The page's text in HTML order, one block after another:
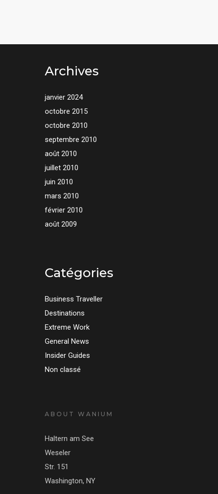
Archives
janvier 2024
octobre 2015
octobre 2010
septembre 2010
août 2010
juillet 2010
juin 2010
mars 2010
février 2010
août 2009
Catégories
Business Traveller
Destinations
Extreme Work
General News
Insider Guides
Non classé
ABOUT WANIUM
Haltern am See
Weseler
Str. 151
Washington, NY